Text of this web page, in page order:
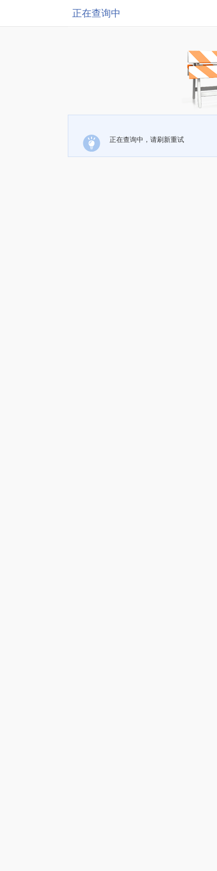
正在查询中
正在查询中，请刷新重试